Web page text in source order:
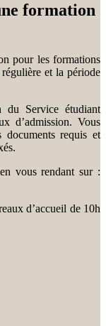
formation
pour les formations
et la période
du Service étudiant
d’admission. Vous
requis et
vous rendant sur :
d’accueil de 10h